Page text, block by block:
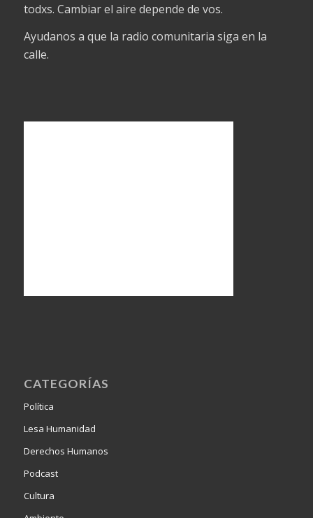
todxs. Cambiar el aire depende de vos.
Ayudanos a que la radio comunitaria siga en la
calle.
CATEGORÍAS
Política
Lesa Humanidad
Derechos Humanos
Podcast
Cultura